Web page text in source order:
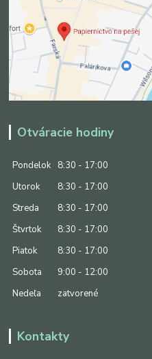
Otváracie hodiny
Pondelok
8:30 - 17:00
Utorok
8:30 - 17:00
Streda
8:30 - 17:00
Štvrtok
8:30 - 17:00
Piatok
8:30 - 17:00
Sobota
9:00 - 12:00
Nedeľa
zatvorené
Kontakty